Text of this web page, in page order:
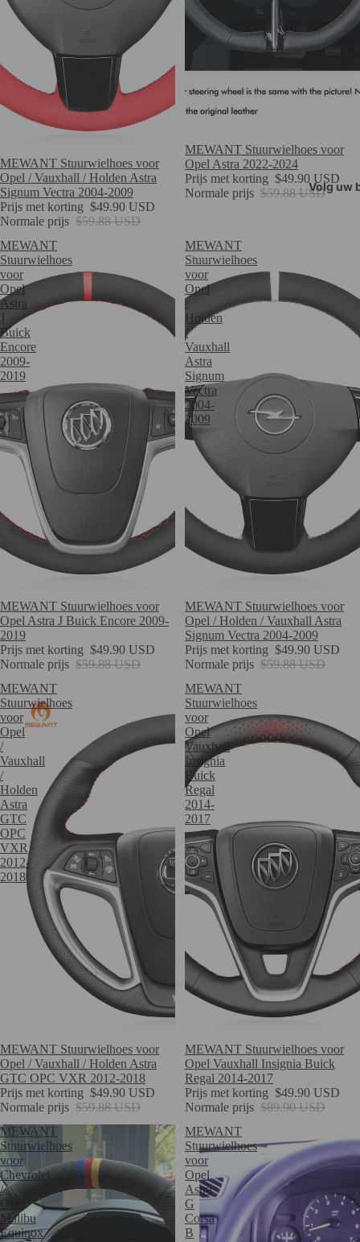
Volg uw
Verkoop
MEWANT Stuurwielhoes voor
Opel / Vauxhall / Holden Astra
Signum Vectra 2004-2009
Prijs met korting $49.90 USD
Normale prijs $59.88 USD
Verkoop
MEWANT Stuurwielhoes voor
Opel Astra 2022-2024
Prijs met korting $49.90 USD
Normale prijs $59.88 USD
MEWANT
Stuurwielhoes
voor
Opel
Astra
J
Buick
Encore
2009-
2019
Verkoop
MEWANT Stuurwielhoes voor
Opel Astra J Buick Encore 2009-
2019
Prijs met korting $49.90 USD
Normale prijs $59.88 USD
MEWANT
Stuurwielhoes
voor
Opel
/
Holden
/
Vauxhall
Astra
Signum
Vectra
2004-
2009
Verkoop
MEWANT Stuurwielhoes voor
Opel / Holden / Vauxhall Astra
Signum Vectra 2004-2009
Prijs met korting $49.90 USD
Normale prijs $59.88 USD
MEWANT
Stuurwielhoes
voor
Opel
/
Vauxhall
/
Holden
Astra
GTC
OPC
VXR
2012-
2018
Verkoop
MEWANT Stuurwielhoes voor
Opel / Vauxhall / Holden Astra
GTC OPC VXR 2012-2018
Prijs met korting $49.90 USD
Normale prijs $59.88 USD
MEWANT
Stuurwielhoes
voor
Opel
Vauxhall
Insignia
Buick
Regal
2014-
2017
Verkoop
MEWANT Stuurwielhoes voor
Opel Vauxhall Insignia Buick
Regal 2014-2017
Prijs met korting $49.90 USD
Normale prijs $89.90 USD
MEWANT
Stuurwielhoes
voor
Chevrolet
/
Opel
Malibu
Equinox
MEWANT
Stuurwielhoes
voor
Opel
Astra
G
Corsa
B